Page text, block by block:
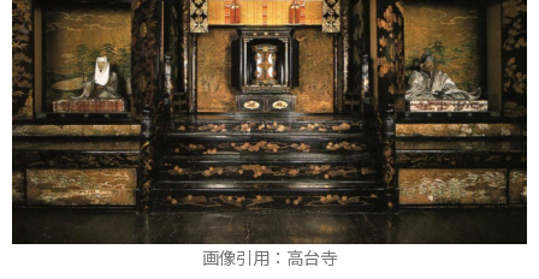
画像引用：高台寺